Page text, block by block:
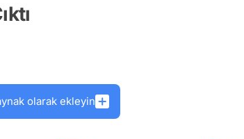
olarak ekleyin